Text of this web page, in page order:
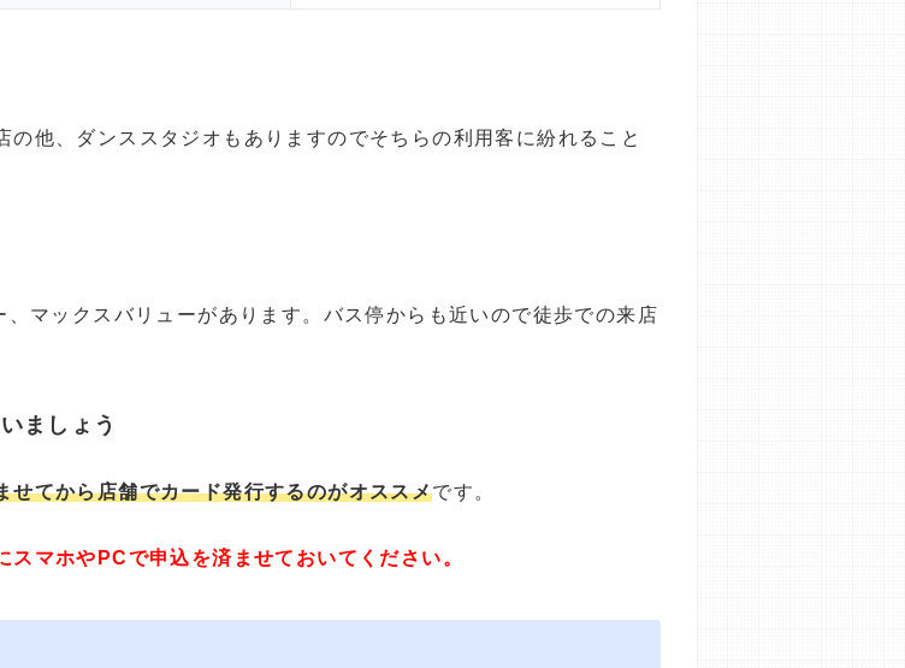
他、ダンススタジオもありますのでそちらの利用客に紛れること
マックスバリューがあります。バス停からも近いので徒歩での来店
ましょう
せてから店舗でカード発行するのがオススメです。
スマホやPCで申込を済ませておいてください。